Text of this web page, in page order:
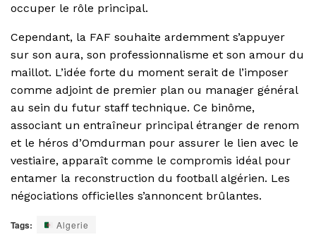
occuper le rôle principal.
Cependant, la FAF souhaite ardemment s’appuyer
sur son aura, son professionnalisme et son amour du
maillot. L’idée forte du moment serait de l’imposer
comme adjoint de premier plan ou manager général
au sein du futur staff technique. Ce binôme,
associant un entraîneur principal étranger de renom
et le héros d’Omdurman pour assurer le lien avec le
vestiaire, apparaît comme le compromis idéal pour
entamer la reconstruction du football algérien. Les
négociations officielles s’annoncent brûlantes.
Tags: Algerie